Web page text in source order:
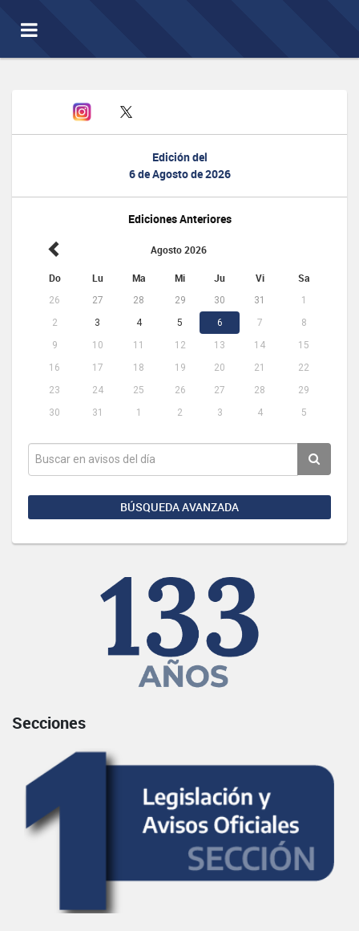
Toggle
navigation
Edición del
6 de Agosto de 2026
Ediciones Anteriores
Agosto 2026
Do Lu Ma Mi Ju Vi Sa
26 27 28 29 30 31
1
2
3 4 5 6 7
8
9
10 11 12 13 14
15
16
17 18 19 20 21
22
23
24 25 26 27 28
29
30
31 1 2 3 4 5
BÚSQUEDA AVANZADA
Secciones